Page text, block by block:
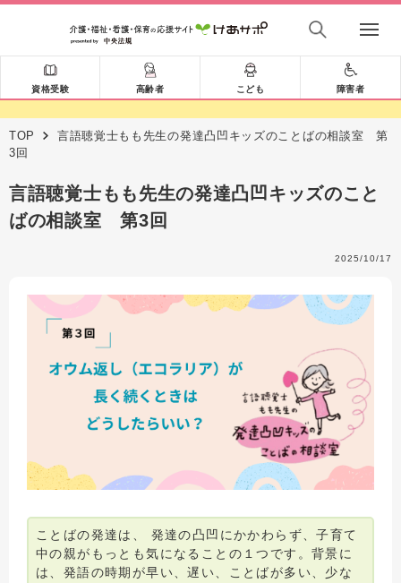
資格受験 高齢者 こども 障害者
TOP
言語聴覚士もも先生の発達凸凹キッズのことばの相談室 第
3回
言語聴覚士もも先生の発達凸凹キッズのこと
ばの相談室 第3回
2025/10/17
ことばの発達は、 発達の凸凹にかかわらず、子育て
中の親がもっとも気になることの１つです。背景に
は、発語の時期が早い、遅い、ことばが多い、少な